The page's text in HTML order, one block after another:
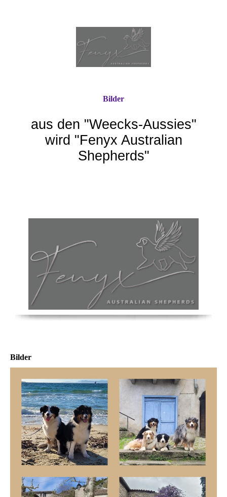
aus den "Weecks-Aussies"
wird "Fenyx Australian
Shepherds"
Bilder
Bilder